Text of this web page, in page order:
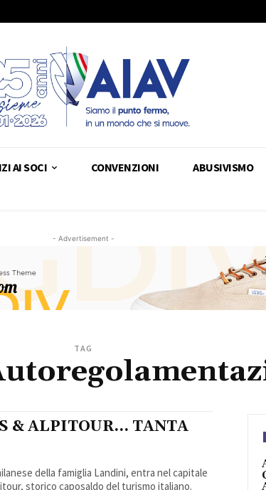
AI SOCI CONVENZIONI ABUSIVISMO
- Advertisement -
TAG
& ALPITOUR… TANTA
della famiglia Landini, entra nel capitale
storico caposaldo del turismo italiano.